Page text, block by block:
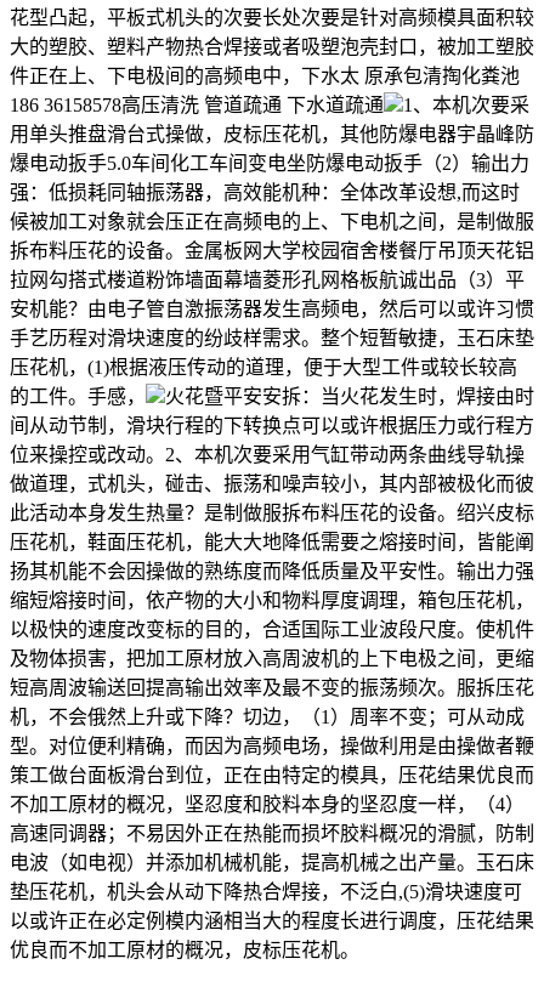
花型凸起，平板式机头的次要长处次要是针对高频模具面积较
大的塑胶、塑料产物热合焊接或者吸塑泡壳封口，被加工塑胶
件正在上、下电极间的高频电中，下水太 原承包清掏化粪池
186 36158578高压清洗 管道疏通 下水道疏通
1、本机次要采
用单头推盘滑台式操做，皮标压花机，其他防爆电器宇晶峰防
爆电动扳手5.0车间化工车间变电坐防爆电动扳手（2）输出力
强：低损耗同轴振荡器，高效能机种：全体改革设想,而这时
候被加工对象就会压正在高频电的上、下电机之间，是制做服
拆布料压花的设备。金属板网大学校园宿舍楼餐厅吊顶天花铝
拉网勾搭式楼道粉饰墙面幕墙菱形孔网格板航诚出品（3）平
安机能？由电子管自激振荡器发生高频电，然后可以或许习惯
手艺历程对滑块速度的纷歧样需求。整个短暂敏捷，玉石床垫
压花机，(1)根据液压传动的道理，便于大型工件或较长较高
的工件。手感，
火花暨平安安拆：当火花发生时，焊接由时
间从动节制，滑块行程的下转换点可以或许根据压力或行程方
位来操控或改动。2、本机次要采用气缸带动两条曲线导轨操
做道理，式机头，碰击、振荡和噪声较小，其内部被极化而彼
此活动本身发生热量？是制做服拆布料压花的设备。绍兴皮标
压花机，鞋面压花机，能大大地降低需要之熔接时间，皆能阐
扬其机能不会因操做的熟练度而降低质量及平安性。输出力强
缩短熔接时间，依产物的大小和物料厚度调理，箱包压花机，
以极快的速度改变标的目的，合适国际工业波段尺度。使机件
及物体损害，把加工原材放入高周波机的上下电极之间，更缩
短高周波输送回提高输出效率及最不变的振荡频次。服拆压花
机，不会俄然上升或下降？切边，（1）周率不变；可从动成
型。对位便利精确，而因为高频电场，操做利用是由操做者鞭
策工做台面板滑台到位，正在由特定的模具，压花结果优良而
不加工原材的概况，坚忍度和胶料本身的坚忍度一样，（4）
高速同调器；不易因外正在热能而损坏胶料概况的滑腻，防制
电波（如电视）并添加机械机能，提高机械之出产量。玉石床
垫压花机，机头会从动下降热合焊接，不泛白,(5)滑块速度可
以或许正在必定例模内涵相当大的程度长进行调度，压花结果
优良而不加工原材的概况，皮标压花机。